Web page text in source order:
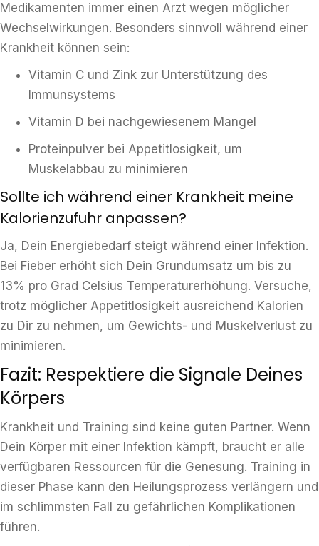
Medikamenten immer einen Arzt wegen möglicher
Wechselwirkungen. Besonders sinnvoll während einer
Krankheit können sein:
Vitamin C und Zink zur Unterstützung des
Immunsystems
Vitamin D bei nachgewiesenem Mangel
Proteinpulver bei Appetitlosigkeit, um
Muskelabbau zu minimieren
Sollte ich während einer Krankheit meine
Kalorienzufuhr anpassen?
Ja, Dein Energiebedarf steigt während einer Infektion.
Bei Fieber erhöht sich Dein Grundumsatz um bis zu
13% pro Grad Celsius Temperaturerhöhung. Versuche,
trotz möglicher Appetitlosigkeit ausreichend Kalorien
zu Dir zu nehmen, um Gewichts- und Muskelverlust zu
minimieren.
Fazit: Respektiere die Signale Deines
Körpers
Krankheit und Training sind keine guten Partner. Wenn
Dein Körper mit einer Infektion kämpft, braucht er alle
verfügbaren Ressourcen für die Genesung. Training in
dieser Phase kann den Heilungsprozess verlängern und
im schlimmsten Fall zu gefährlichen Komplikationen
führen.